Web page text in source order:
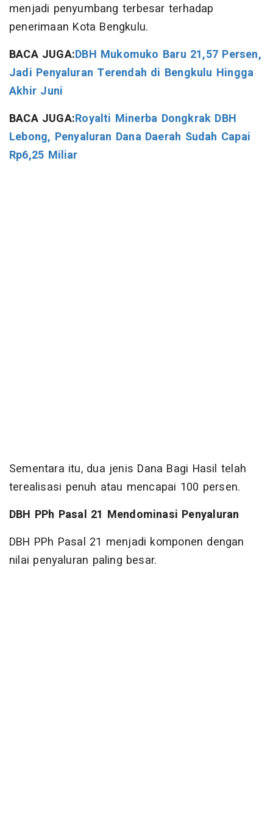
menjadi penyumbang terbesar terhadap
penerimaan Kota Bengkulu.
BACA JUGA:DBH Mukomuko Baru 21,57 Persen,
Jadi Penyaluran Terendah di Bengkulu Hingga
Akhir Juni
BACA JUGA:Royalti Minerba Dongkrak DBH
Lebong, Penyaluran Dana Daerah Sudah Capai
Rp6,25 Miliar
Sementara itu, dua jenis Dana Bagi Hasil telah
terealisasi penuh atau mencapai 100 persen.
DBH PPh Pasal 21 Mendominasi Penyaluran
DBH PPh Pasal 21 menjadi komponen dengan
nilai penyaluran paling besar.